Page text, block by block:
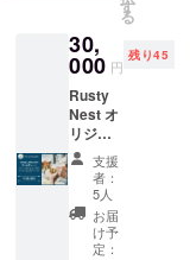
ず、何
杯でも
飲めて
しまう
飲み心
地をご
堪能く
ださ
い！
※20歳未
満の方
への酒
と幸い
です！
里市内
の人気
コー
ヒー
ショッ
プThe
Rising
Sun
Coffee
限定醸
造と
なって
います
が、
2024年
12月の
自社醸
造所
（Rust
y Nest
Brewer
す
る
30,
000 円
残り45
Rusty
Nest オ
リジナ
ルネー
ムプ
レート
＆半額
チケッ
ト10枚
支援
者：
5人
お届
け予
定：